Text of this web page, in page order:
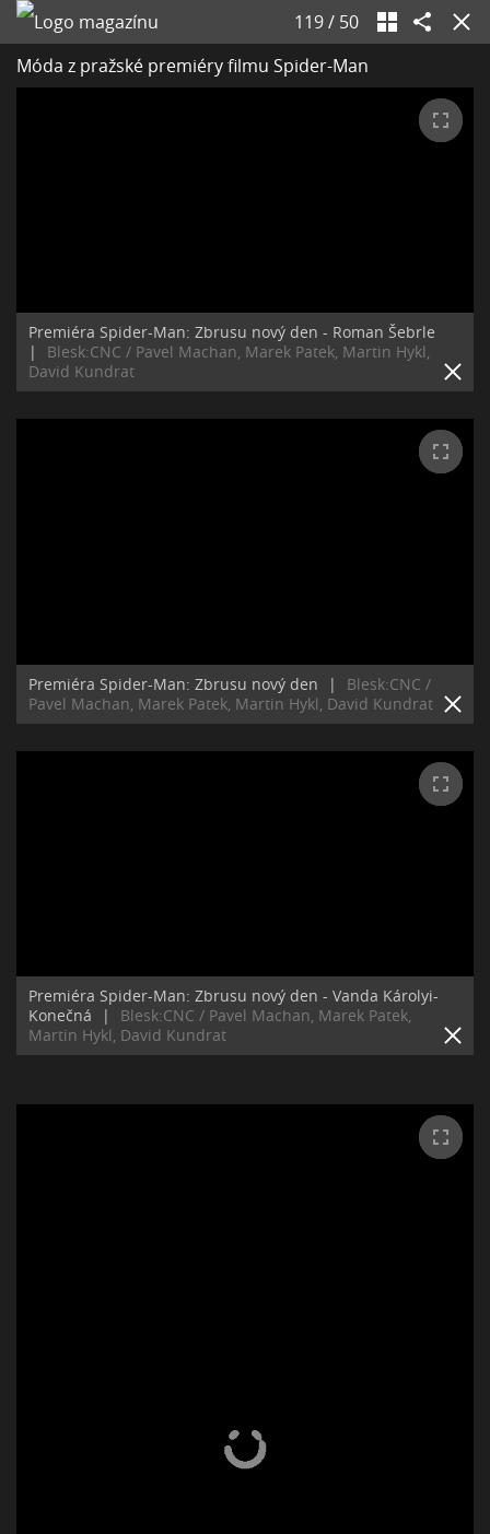
119/ 50
Móda z pražské premiéry filmu Spider-Man
Premiéra Spider-Man: Zbrusu nový den - Roman Šebrle
|
Blesk:CNC / Pavel Machan, Marek Patek, Martin Hykl,
David Kundrat
Premiéra Spider-Man: Zbrusu nový den |
Blesk:CNC /
Pavel Machan, Marek Patek, Martin Hykl, David Kundrat
Premiéra Spider-Man: Zbrusu nový den - Vanda Károlyi-
Konečná
|
Blesk:CNC / Pavel Machan, Marek Patek,
Martin Hykl, David Kundrat